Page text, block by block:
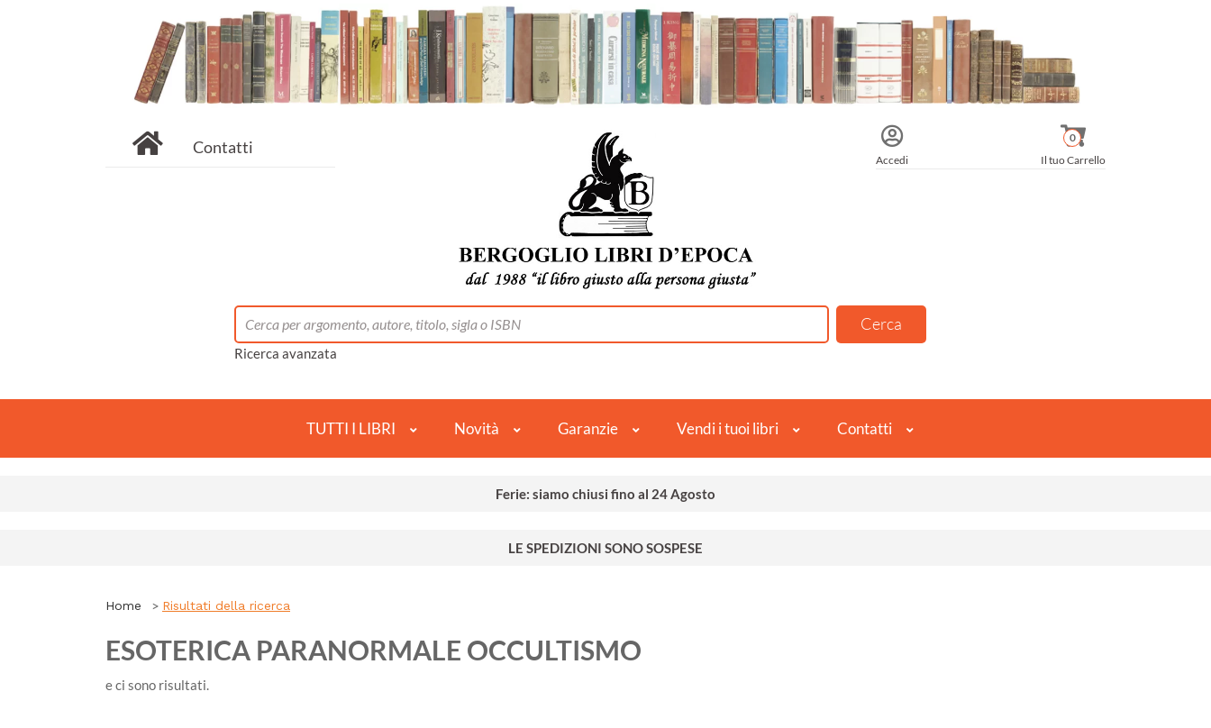
Contatti
Accedi Il tuo Carrello
0
Ricerca avanzata
TUTTI I LIBRI Novità Garanzie Vendi i tuoi libri Contatti
Ferie: siamo chiusi fino al 24 Agosto
LE SPEDIZIONI SONO SOSPESE
Home Risultati della ricerca
ESOTERICA PARANORMALE OCCULTISMO
e ci sono risultati.